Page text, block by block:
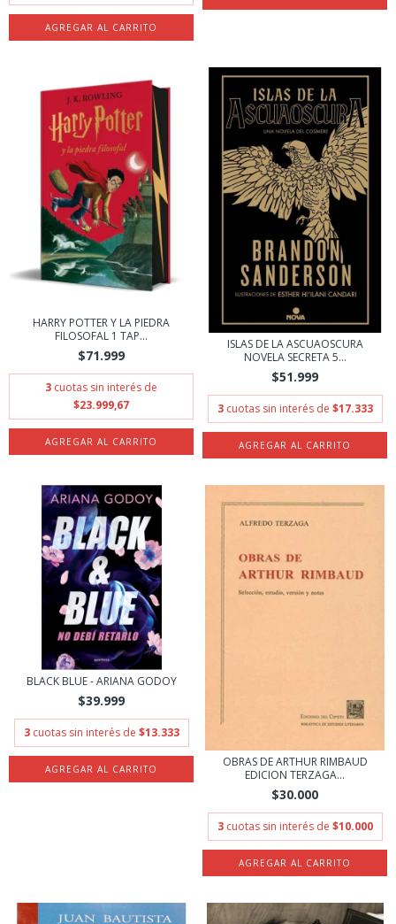
HARRY POTTER Y LA PIEDRA
FILOSOFAL 1 TAP...
$71.999
3 cuotas sin interés de
$23.999,67
ISLAS DE LA ASCUAOSCURA
NOVELA SECRETA 5...
$51.999
3 cuotas sin interés de $17.333
BLACK BLUE - ARIANA GODOY
$39.999
3 cuotas sin interés de $13.333
OBRAS DE ARTHUR RIMBAUD
EDICION TERZAGA...
$30.000
3 cuotas sin interés de $10.000